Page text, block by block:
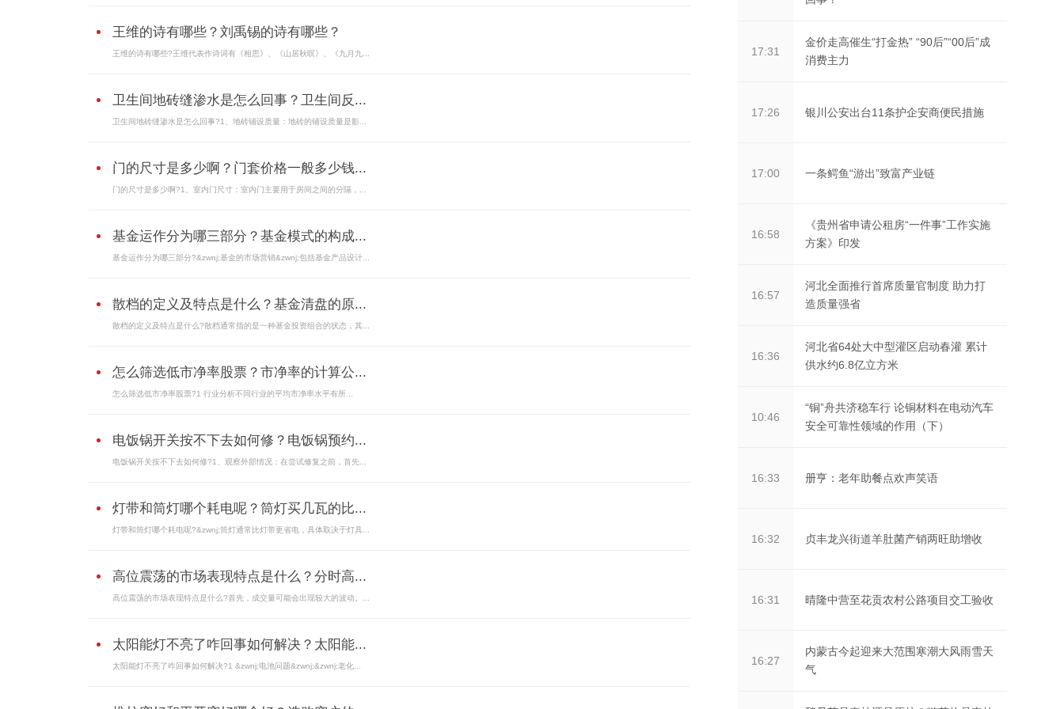
王维的诗有哪些？刘禹锡的诗有哪些？
王维的诗有哪些?王维代表作诗词有《相思》、《山居秋暝》、《九月九...
卫生间地砖缝渗水是怎么回事？卫生间反...
卫生间地砖缝渗水是怎么回事?1、地砖铺设质量：地砖的铺设质量是影...
门的尺寸是多少啊？门套价格一般多少钱...
门的尺寸是多少啊?1、室内门尺寸：室内门主要用于房间之间的分隔，...
基金运作分为哪三部分？基金模式的构成...
基金运作分为哪三部分?&zwnj;基金的市场营销&zwnj;包括基金产品设计...
散档的定义及特点是什么？基金清盘的原...
散档的定义及特点是什么?散档通常指的是一种基金投资组合的状态，其...
怎么筛选低市净率股票？市净率的计算公...
怎么筛选低市净率股票?1 行业分析不同行业的平均市净率水平有所...
电饭锅开关按不下去如何修？电饭锅预约...
电饭锅开关按不下去如何修?1、观察外部情况：在尝试修复之前，首先...
灯带和筒灯哪个耗电呢？筒灯买几瓦的比...
灯带和筒灯哪个耗电呢?&zwnj;筒灯通常比灯带更省电，具体取决于灯具...
高位震荡的市场表现特点是什么？分时高...
高位震荡的市场表现特点是什么?首先，成交量可能会出现较大的波动。...
太阳能灯不亮了咋回事如何解决？太阳能...
太阳能灯不亮了咋回事如何解决?1 &zwnj;电池问题&zwnj;&zwnj;老化...
17:31
金价走高催生“打金热” “90后”“00后”成
消费主力
17:26 银川公安出台11条护企安商便民措施
17:00 一条鳄鱼“游出”致富产业链
16:58
《贵州省申请公租房“一件事”工作实施
方案》印发
16:57
河北全面推行首席质量官制度 助力打
造质量强省
16:36
河北省64处大中型灌区启动春灌 累计
供水约6.8亿立方米
10:46
“铜”舟共济稳车行 论铜材料在电动汽车
安全可靠性领域的作用（下）
16:33 册亨：老年助餐点欢声笑语
16:32 贞丰龙兴街道羊肚菌产销两旺助增收
16:31 晴隆中营至花贡农村公路项目交工验收
16:27
内蒙古今起迎来大范围寒潮大风雨雪天
气